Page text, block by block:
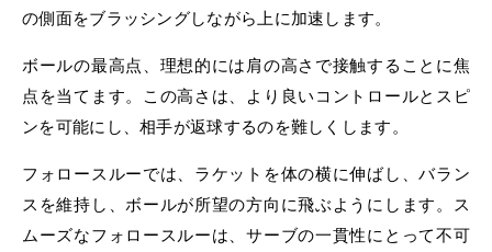
の側面をブラッシングしながら上に加速します。
ボールの最高点、理想的には肩の高さで接触することに焦
点を当てます。この高さは、より良いコントロールとスピ
ンを可能にし、相手が返球するのを難しくします。
フォロースルーでは、ラケットを体の横に伸ばし、バラン
スを維持し、ボールが所望の方向に飛ぶようにします。ス
ムーズなフォロースルーは、サーブの一貫性にとって不可